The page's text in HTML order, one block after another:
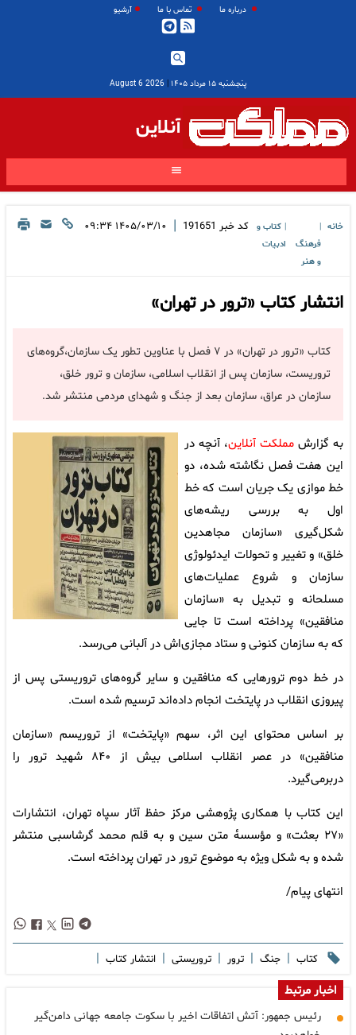
درباره ما تماس با ما آرشیو
پنجشنبه ۱۵ مرداد ۱۴۰۵ |
2026 August 6
آنلاین
خانه
فرهنگ
و هنر
کتاب و
ادبیات
کد خبر 191651
| ۱۴۰۵/۰۳/۱۰ ۰۹:۳۴
انتشار کتاب «ترور در تهران»
کتاب «ترور در تهران» در ۷ فصل با عناوین تطور یک سازمان،گروه‌های
تروریست، سازمان پس از انقلاب اسلامی، سازمان و ترور خلق،
سازمان در عراق، سازمان بعد از جنگ و شهدای مردمی منتشر شد.
به گزارش مملکت آنلاین، آنچه در
این هفت فصل نگاشته شده، دو
خط موازی یک جریان است که خط
اول به بررسی ریشه‌های
شکل‌گیری «سازمان مجاهدین
خلق» و تغییر و تحولات ایدئولوژی
سازمان و شروع عملیات‌های
مسلحانه و تبدیل به «سازمان
منافقین» پرداخته است تا جایی
که به سازمان کنونی و ستاد مجازی‌اش در آلبانی می‌رسد.
در خط دوم ترورهایی که منافقین و سایر گروه‌های تروریستی پس از
پیروزی انقلاب در پایتخت انجام داده‌اند ترسیم شده است.
بر اساس محتوای این اثر، سهم «پایتخت» از تروریسم «سازمان
منافقین» در عصر انقلاب اسلامی بیش از ۸۴۰ شهید ترور را
دربرمی‌گیرد.
این کتاب با همکاری پژوهشی مرکز حفظ آثار سپاه تهران، انتشارات
«۲۷ بعثت» و مؤسسهٔ متن سین و به قلم محمد گرشاسبی منتشر
شده و به شکل ویژه به موضوع ترور در تهران پرداخته است.
انتهای پیام/
کتاب | جنگ | ترور | تروریستی | انتشار کتاب |
اخبار مرتبط
رئیس جمهور: آتش اتفاقات اخیر با سکوت جامعه جهانی دامن‌گیر